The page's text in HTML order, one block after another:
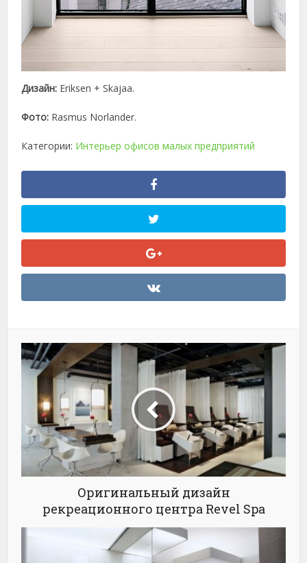
Дизайн: Eriksen + Skajaa.
Фото: Rasmus Norlander.
Категории: Интерьер офисов малых предприятий
Оригинальный дизайн
рекреационного центра Revel Spa